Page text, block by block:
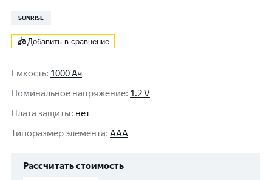
SUNRISE
Добавить в сравнение
Емкость: 1000 Ач
Номинальное напряжение: 1.2 V
Плата защиты: нет
Типоразмер элемента: AAA
Рассчитать стоимость